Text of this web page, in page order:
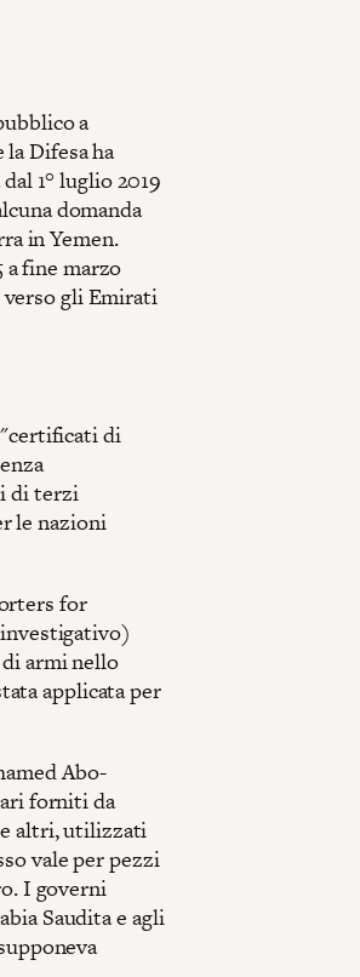
a
Difesa ha
1° luglio 2019
domanda
in Yemen.
a fine marzo
verso gli Emirati
di
di terzi
le nazioni
for
armi nello
applicata per
Abo-
forniti da
e altri, utilizzati
vale per pezzi
I governi
Saudita e agli